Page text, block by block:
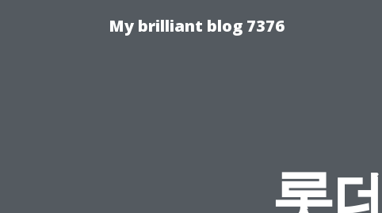
My brilliant blog 7376